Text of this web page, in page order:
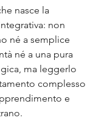
nasce la
non
né a semplice
né a una pura
ma leggerlo
complesso
e